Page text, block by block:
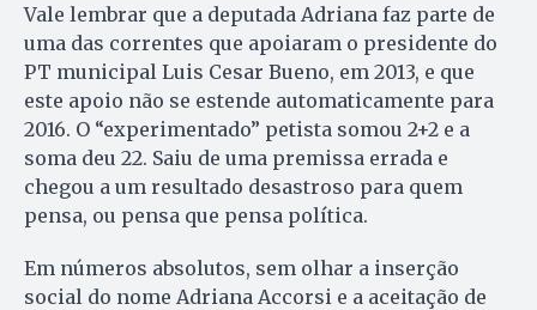
Vale lembrar que a deputada Adriana faz parte de
uma das correntes que apoiaram o presidente do
PT municipal Luis Cesar Bueno, em 2013, e que
este apoio não se estende automaticamente para
2016. O “experimentado” petista somou 2+2 e a
soma deu 22. Saiu de uma premissa errada e
chegou a um resultado desastroso para quem
pensa, ou pensa que pensa política.
Em números absolutos, sem olhar a inserção
social do nome Adriana Accorsi e a aceitação de